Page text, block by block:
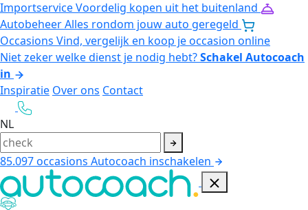
ImportserviceVoordelig kopen uit het buitenland
AutobeheerAlles rondom jouw auto geregeld
Occasions Vind, vergelijk en koop je occasion online
Niet zeker welke dienst je nodig hebt?Schakel Autocoach
in
Inspiratie Over ons Contact
NL
85.097occasions Autocoach inschakelen